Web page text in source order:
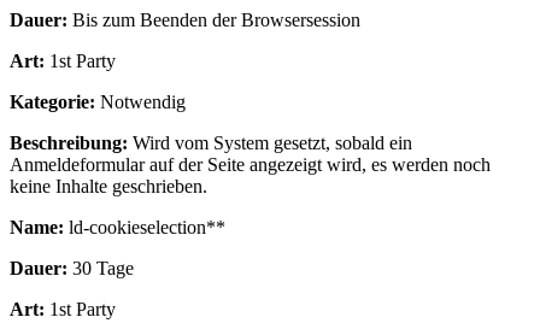
Dauer: Bis zum Beenden der Browsersession
Art: 1st Party
Kategorie: Notwendig
Beschreibung: Wird vom System gesetzt, sobald ein
Anmeldeformular auf der Seite angezeigt wird, es werden noch
keine Inhalte geschrieben.
Name: ld-cookieselection**
Dauer: 30 Tage
Art: 1st Party